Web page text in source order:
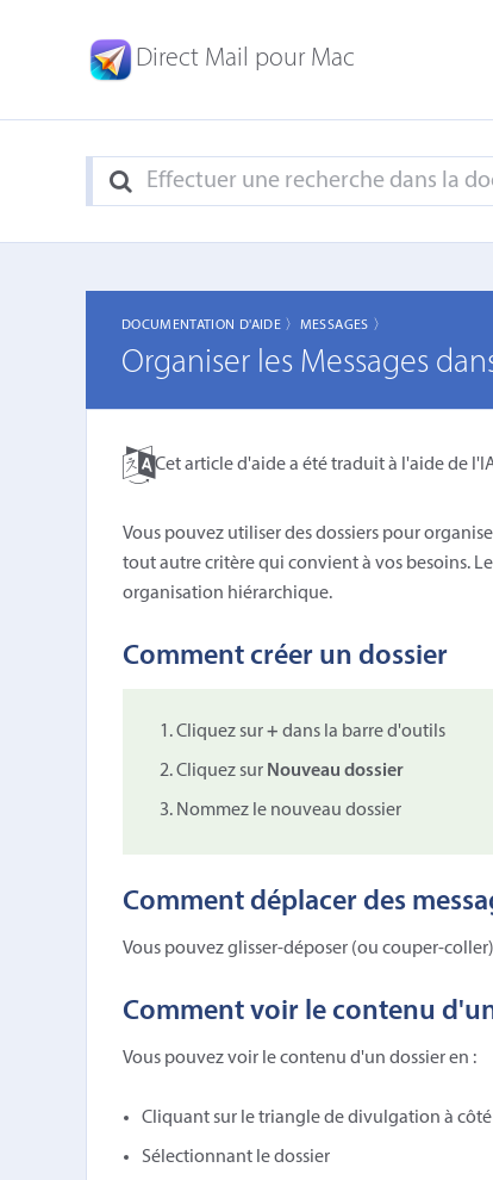
Direct Mail pour Mac
DOCUMENTATION D'AIDE 〉 MESSAGES 〉
Organiser les Messages
Cet article d'aide a été traduit à l'aide de
Vous pouvez utiliser des dossiers pour
tout autre critère qui convient à vos besoins.
organisation hiérarchique.
Comment créer un dossier
Cliquez sur+ dans la barre d'outils
Cliquez sur Nouveau dossier
Nommez le nouveau dossier
Comment déplacer des
Vous pouvez glisser-déposer (ou couper-
Comment voir le contenu
Vous pouvez voir le contenu d'un dossier en :
Cliquant sur le triangle de divulgation à côté
Sélectionnant le dossier